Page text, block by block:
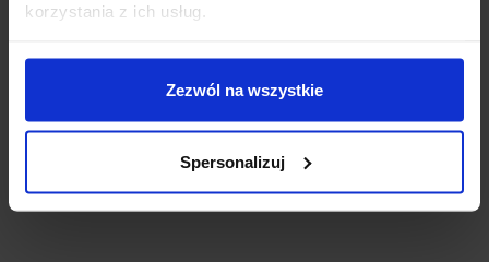
korzystania z ich usług.
Zezwól na wszystkie
Spersonalizuj
adresu I2C i wyłączenia pull-up)
mm (wysokość)
Zakres napięcia pracy:2,5 V – 3,6 V